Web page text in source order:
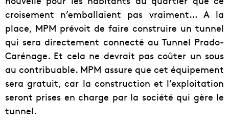
croisement n’emballaient pas vraiment… A la
place, MPM prévoit de faire construire un tunnel
qui sera directement connecté au Tunnel Prado-
Carénage. Et cela ne devrait pas coûter un sous
au contribuable. MPM assure que cet équipement
sera gratuit, car la construction et l’exploitation
seront prises en charge par la société qui gère le
tunnel.